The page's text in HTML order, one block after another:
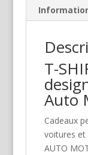
T-
Auto
Cadeaux
voitures et
AUTO